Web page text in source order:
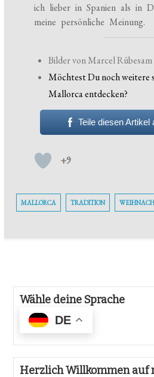
ich lieber in Spanien als in
meine persönliche Meinung.
Bilder von Marcel Rübesam
Möchtest Du noch weitere
Mallorca entdecken?
Teile diesen Artikel
+9
MALLORCA TRADITION
Wähle deine Sprache
DE
Herzlich Willkommen auf